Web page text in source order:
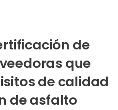
de
que
de calidad
de asfalto